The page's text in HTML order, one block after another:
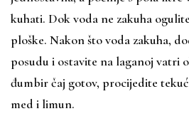
kuhati. Dok voda ne zakuha
ploške. Nakon što voda zakuha,
posudu i ostavite na laganoj vatri
đumbir čaj gotov, procijedite
med i limun.